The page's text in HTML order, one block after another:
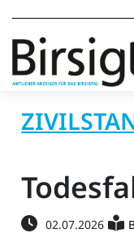
02.07.2026